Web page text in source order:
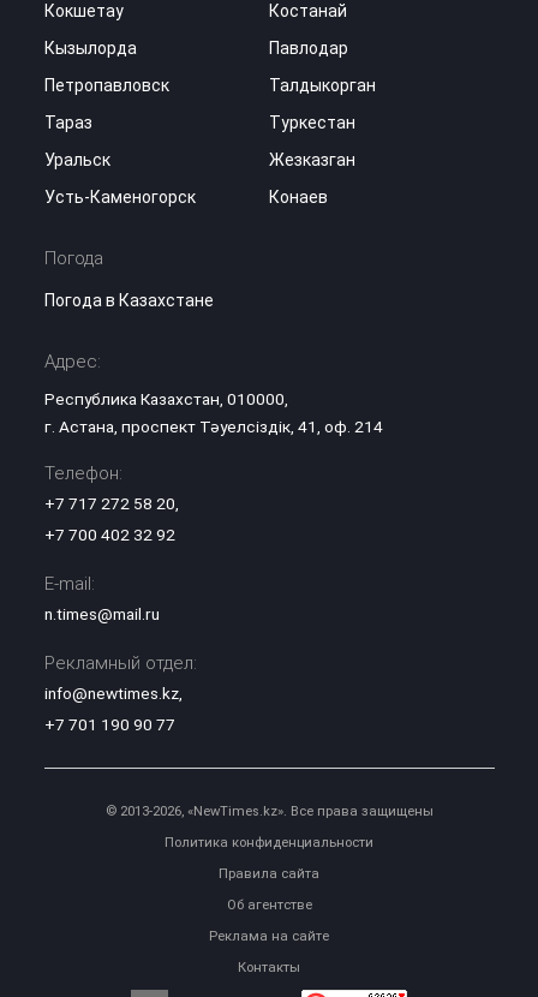
Кокшетау
Костанай
Кызылорда
Павлодар
Петропавловск
Талдыкорган
Тараз
Туркестан
Уральск
Жезказган
Усть-Каменогорск
Конаев
Погода
Погода в Казахстане
Адрес:
Республика Казахстан, 010000,
г. Астана, проспект Тәуелсіздік, 41, оф. 214
Телефон:
+7 717 272 58 20
+7 700 402 32 92
E-mail:
n.times@mail.ru
Рекламный отдел:
info@newtimes.kz,
+7 701 190 90 77
© 2013-2026, «NewTimes.kz». Все права защищены
Политика конфиденциальности
Правила сайта
Об агентстве
Реклама на сайте
Контакты